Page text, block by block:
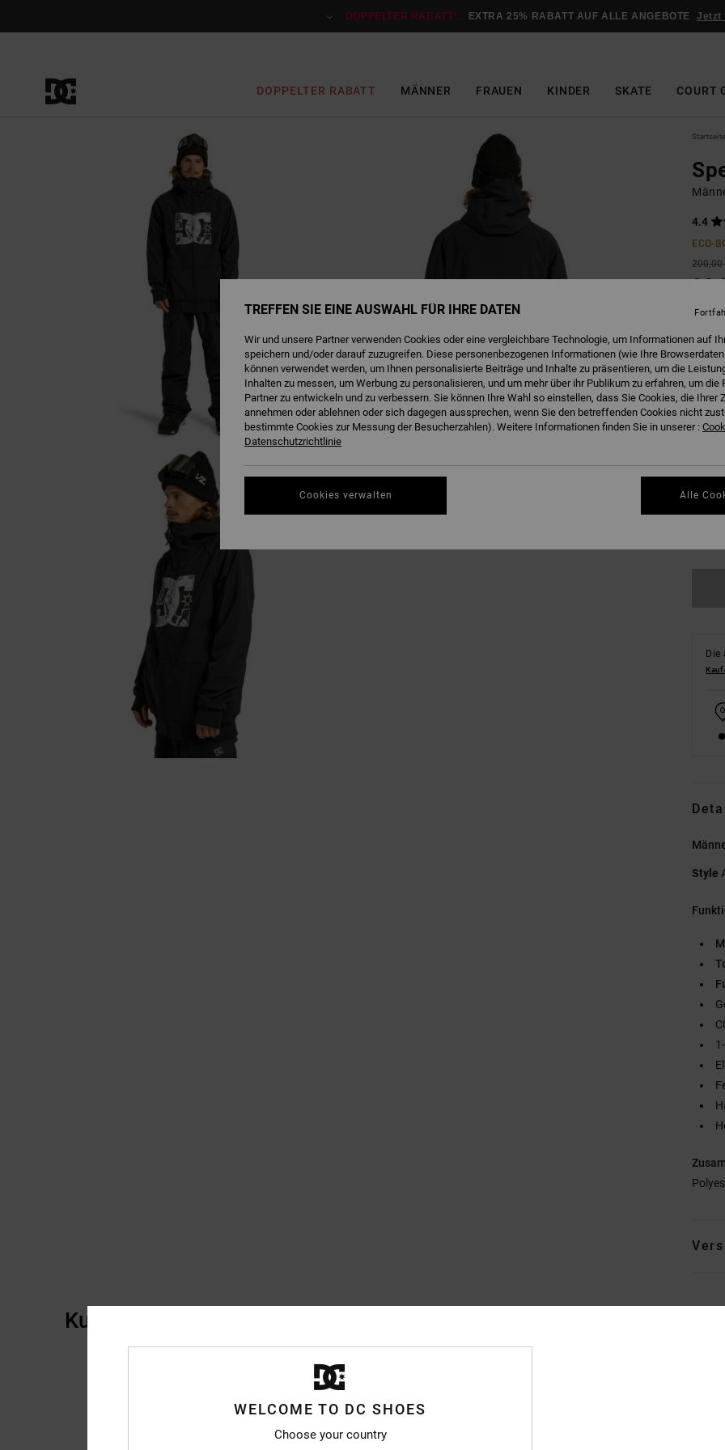
DOPPELTER RABATT*: EXTRA 25% RABATT AUF ALLE ANGEBOTE Jetzt
DOPPELTER RABATT MÄNNER FRAUEN KINDER SKATE COURT
Startseite
4.4
ECO-
200,00
SALE
Farbe
S
Die
Style
Kundenbewertungen
WELCOME TO DC SHOES
Choose your country
TREFFEN SIE EINE AUSWAHL FÜR IHRE DATEN
Wir und unsere Partner verwenden Cookies oder eine vergleichbare Technologie, um Informationen auf
speichern und/oder darauf zuzugreifen. Diese personenbezogenen Informationen (wie Ihre
können verwendet werden, um Ihnen personalisierte Beiträge und Inhalte zu präsentieren, um die
Inhalten zu messen, um Werbung zu personalisieren, und um mehr über ihr Publikum zu erfahren, um die
Partner zu entwickeln und zu verbessern. Sie können Ihre Wahl so einstellen, dass Sie Cookies, die Ihrer
annehmen oder ablehnen oder sich dagegen aussprechen, wenn Sie den betreffenden Cookies nicht
bestimmte Cookies zur Messung der Besucherzahlen). Weitere Informationen finden Sie in unserer :
Datenschutzrichtlinie
Cookies verwalten Alle